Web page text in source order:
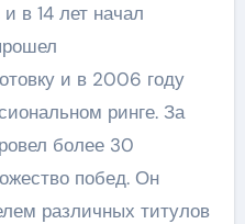
в 14 лет начал
и в 2006 году
ринге. За
более 30
побед. Он
различных титулов